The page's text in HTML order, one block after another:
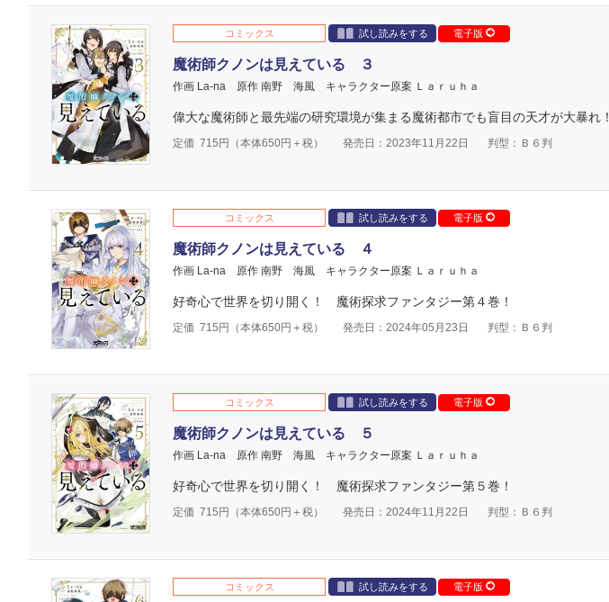
コミックス 試し読みをする 電子版
魔術師クノンは見えている ３
作画 La-na 原作 南野 海風 キャラクター原案 Ｌａｒｕｈａ
偉大な魔術師と最先端の研究環境が集まる魔術都市でも盲目の天才が大暴れ！
定価 715 円（本体650円＋税） 発売日：2023年11月22日 判型：Ｂ６判
コミックス 試し読みをする 電子版
魔術師クノンは見えている ４
作画 La-na 原作 南野 海風 キャラクター原案 Ｌａｒｕｈａ
好奇心で世界を切り開く！ 魔術探求ファンタジー第４巻！
定価 715 円（本体650円＋税） 発売日：2024年05月23日 判型：Ｂ６判
コミックス 試し読みをする 電子版
魔術師クノンは見えている ５
作画 La-na 原作 南野 海風 キャラクター原案 Ｌａｒｕｈａ
好奇心で世界を切り開く！ 魔術探求ファンタジー第５巻！
定価 715 円（本体650円＋税） 発売日：2024年11月22日 判型：Ｂ６判
コミックス 試し読みをする 電子版